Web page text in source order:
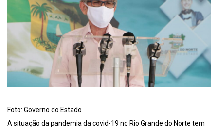
Foto: Governo do Estado
A situação da pandemia da covid-19 no Rio Grande do Norte tem